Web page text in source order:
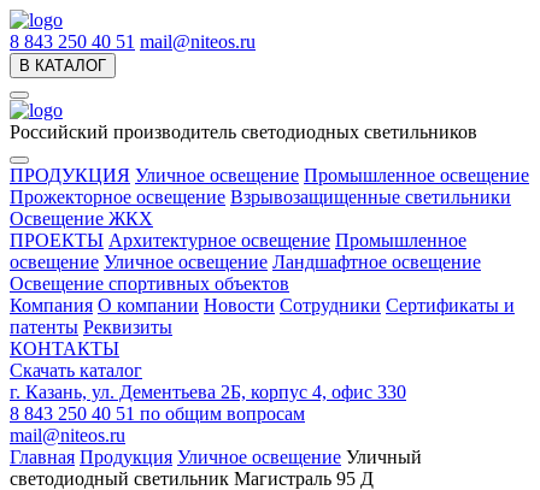
8 843 250 40 51 mail@niteos.ru
В КАТАЛОГ
Российский производитель светодиодных светильников
ПРОДУКЦИЯ Уличное освещение Промышленное освещение
Прожекторное освещение Взрывозащищенные светильники
Освещение ЖКХ
ПРОЕКТЫ Архитектурное освещение Промышленное
освещение Уличное освещение Ландшафтное освещение
Освещение спортивных объектов
Компания О компании Новости Сотрудники Сертификаты и
патенты Реквизиты
КОНТАКТЫ
Скачать каталог
г. Казань, ул. Дементьева 2Б, корпус 4, офис 330
8 843 250 40 51 по общим вопросам
mail@niteos.ru
Главная Продукция Уличное освещение Уличный
светодиодный светильник Магистраль 95 Д